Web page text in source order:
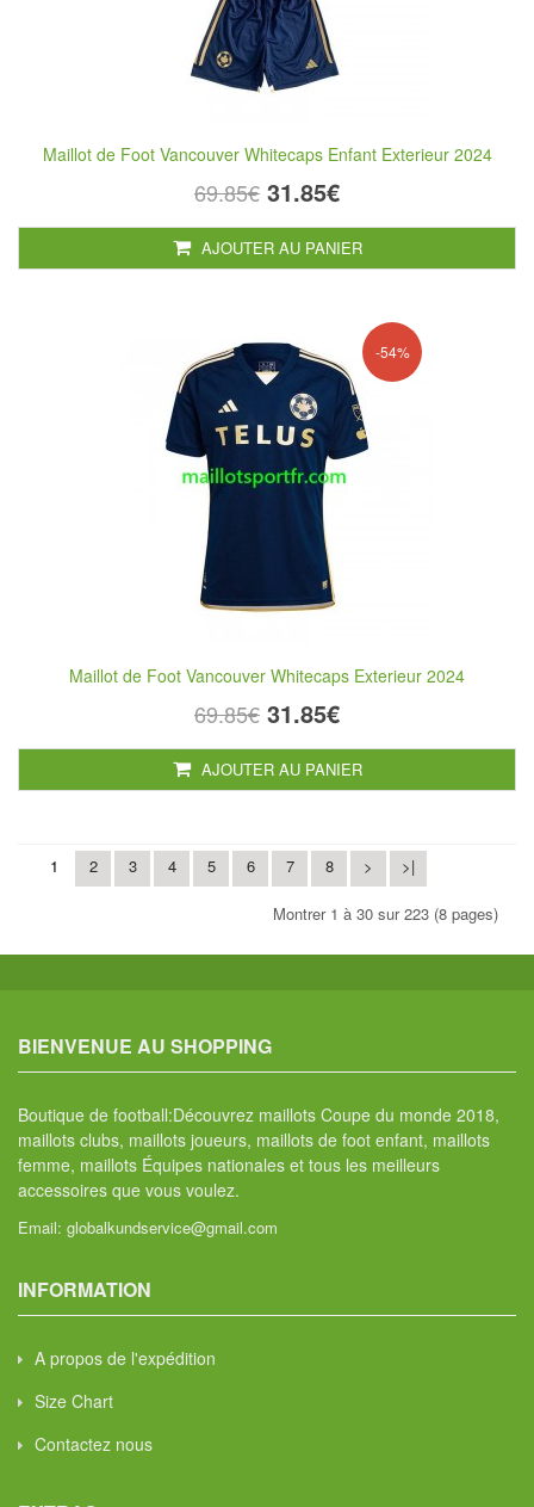
Maillot de Foot Vancouver Whitecaps Enfant Exterieur 2024
69.85€ 31.85€
AJOUTER AU PANIER
-54%
Maillot de Foot Vancouver Whitecaps Exterieur 2024
69.85€ 31.85€
AJOUTER AU PANIER
1 2 3 4 5 6 7 8 > >|
Montrer 1 à 30 sur 223 (8 pages)
BIENVENUE AU SHOPPING
Boutique de football:Découvrez maillots Coupe du monde 2018,
maillots clubs, maillots joueurs, maillots de foot enfant, maillots
femme, maillots Équipes nationales et tous les meilleurs
accessoires que vous voulez.
Email: globalkundservice@gmail.com
INFORMATION
A propos de l'expédition
Size Chart
Contactez nous